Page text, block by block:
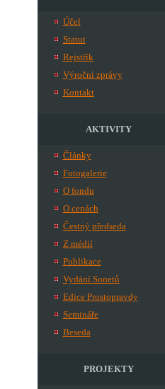
Účel
Statut
Rejstřík
Výroční zprávy
Kontakt
AKTIVITY
Články
Fotogalerie
O fondu
O cenách
Čestný předseda
Z médií
Publikace
Vydání Sonetů
Edice Prostopravdy
Semináře
Beseda
PROJEKTY